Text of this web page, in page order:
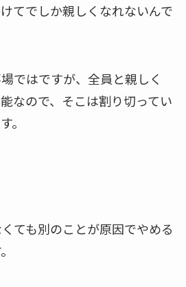
てでしか親しくなれないんで
ではですが、全員と親しく
なので、そこは割り切ってい
。
ても別のことが原因でやめる